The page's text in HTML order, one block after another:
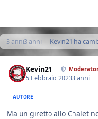
3 anni3 anni Kevin21 ha
Kevin21
5 Febbraio 20233 anni
AUTORE
Ma un giretto allo Chalet